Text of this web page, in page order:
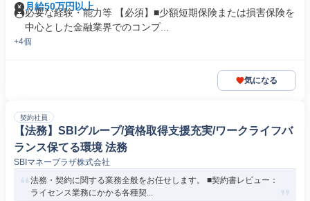
月給50万円以上
必要な経験・能力等 【必須】■少額短期保険または損害保険を
中心とした金融業界でのコンプ...
+4個
気になる
契約社員
【法務】SBIグループ/資格取得支援充実/ワークライフバ
ランス保てる環境 法務
SBIマネープラザ株式会社
法務・契約に関する業務全般をお任せします。 ■契約書レビュー：
ライセンス業務にかかる各種契...